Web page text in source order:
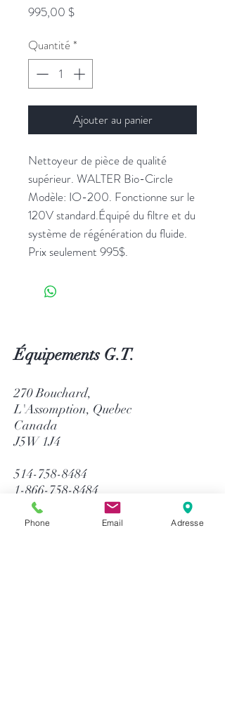
995,00 $Prix
Quantité*
Ajouter au panier
Nettoyeur de pièce de qualité
supérieur. WALTER Bio-Circle
Modèle: IO-200. Fonctionne sur le
120V standard.Équipé du filtre et du
système de régénération du fluide.
Prix seulement 995$.
Équipements G.T.
270 Bouchard,
L'Assomption, Quebec
Canada
J5W 1J4
514-758-8484
1-866-758-8484
info@gtequip.com
Phone Email Adresse